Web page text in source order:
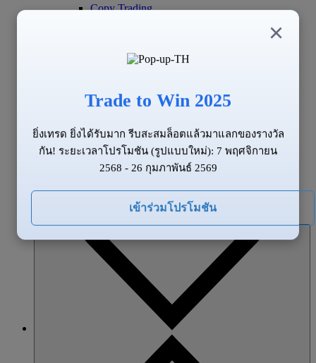
Copy Trading
ข้อมูลของตลาด
ข่าวสาร
×
Trade to Win 2025
ยิ่งเทรด ยิ่งได้รับมาก รีบสะสมล็อตแล้วมาแลกของรางวัล
กัน! ระยะเวลาโปรโมชัน (รูปแบบใหม่): 7 พฤศจิกายน
2568 - 26 กุมภาพันธ์ 2569
เข้าร่วมโปรโมชัน